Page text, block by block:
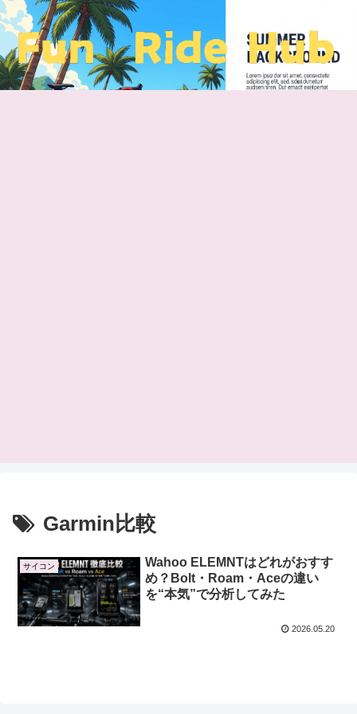
Garmin比較
サイコン
Wahoo ELEMNTはどれがおすす
め？Bolt・Roam・Aceの違い
を“本気”で分析してみた
2026.05.20